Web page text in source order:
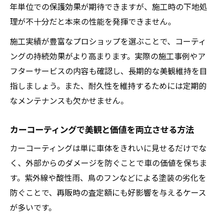
年単位での保護効果が期待できますが、施工時の下地処
理が不十分だと本来の性能を発揮できません。
施工実績が豊富なプロショップを選ぶことで、コーティ
ングの持続効果がより高まります。実際の施工事例やア
フターサービスの内容も確認し、長期的な美観維持を目
指しましょう。また、耐久性を維持するためには定期的
なメンテナンスも欠かせません。
カーコーティングで美観と価値を両立させる方法
カーコーティングは単に車体をきれいに見せるだけでな
く、外部からのダメージを防ぐことで車の価値を保ちま
す。紫外線や酸性雨、鳥のフンなどによる塗装の劣化を
防ぐことで、再販時の査定額にも好影響を与えるケース
が多いです。